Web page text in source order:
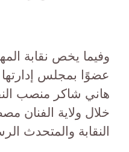
وفيما يخص نقابة
عضوًا بمجلس إدارتها
هاني شاكر منصب
خلال ولاية الفنان
النقابة والمتحدث